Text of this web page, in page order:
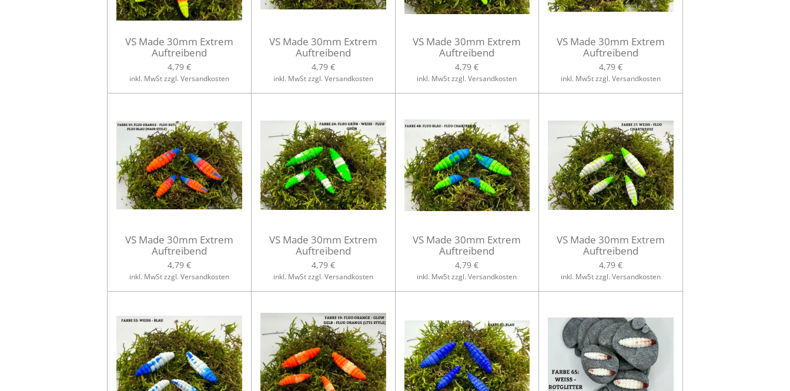
VS Made 30mm Extrem
Auftreibend
4,79 €
inkl. MwSt zzgl. Versandkosten
VS Made 30mm Extrem
Auftreibend
4,79 €
inkl. MwSt zzgl. Versandkosten
VS Made 30mm Extrem
Auftreibend
4,79 €
inkl. MwSt zzgl. Versandkosten
VS Made 30mm Extrem
Auftreibend
4,79 €
inkl. MwSt zzgl. Versandkosten
VS Made 30mm Extrem
Auftreibend
4,79 €
inkl. MwSt zzgl. Versandkosten
VS Made 30mm Extrem
Auftreibend
4,79 €
inkl. MwSt zzgl. Versandkosten
VS Made 30mm Extrem
Auftreibend
4,79 €
inkl. MwSt zzgl. Versandkosten
VS Made 30mm Extrem
Auftreibend
4,79 €
inkl. MwSt zzgl. Versandkosten